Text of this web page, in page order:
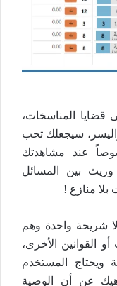
قضايا المناسخات،
سيجعلك تحب
عند مشاهدتك
وريث بين المسائل
بلا منازع !
شريحة واحدة وهم
القوانين الأخرى،
ويحتاج المستخدم
عن أن الوصية